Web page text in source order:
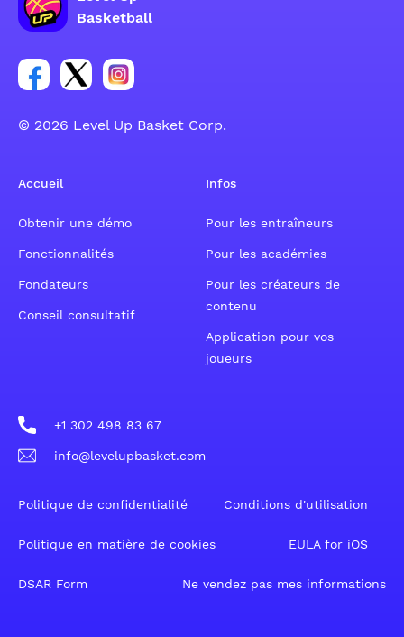
Basketball
Lien vers le groupe du compte Facebook
Lien vers le groupe du compte Tweeter
Lien vers le groupe du compte Instagram
© 2026 Level Up Basket Corp.
Accueil
Obtenir une démo
Fonctionnalités
Fondateurs
Conseil consultatif
Infos
Pour les entraîneurs
Pour les académies
Pour les créateurs de
contenu
Application pour vos
joueurs
+1 302 498 83 67
info@levelupbasket.com
Politique de confidentialité Conditions d'utilisation
Politique en matière de cookies EULA for iOS
DSAR Form Ne vendez pas mes informations